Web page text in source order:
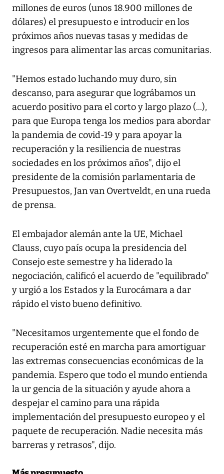
millones de euros (unos 18.900 millones de
dólares) el presupuesto e introducir en los
próximos años nuevas tasas y medidas de
ingresos para alimentar las arcas comunitarias.
"Hemos estado luchando muy duro, sin
descanso, para asegurar que lográbamos un
acuerdo positivo para el corto y largo plazo (...),
para que Europa tenga los medios para abordar
la pandemia de covid-19 y para apoyar la
recuperación y la resiliencia de nuestras
sociedades en los próximos años", dijo el
presidente de la comisión parlamentaria de
Presupuestos, Jan van Overtveldt, en una rueda
de prensa.
El embajador alemán ante la UE, Michael
Clauss, cuyo país ocupa la presidencia del
Consejo este semestre y ha liderado la
negociación, calificó el acuerdo de "equilibrado"
y urgió a los Estados y la Eurocámara a dar
rápido el visto bueno definitivo.
"Necesitamos urgentemente que el fondo de
recuperación esté en marcha para amortiguar
las extremas consecuencias económicas de la
pandemia. Espero que todo el mundo entienda
la ur gencia de la situación y ayude ahora a
despejar el camino para una rápida
implementación del presupuesto europeo y el
paquete de recuperación. Nadie necesita más
barreras y retrasos", dijo.